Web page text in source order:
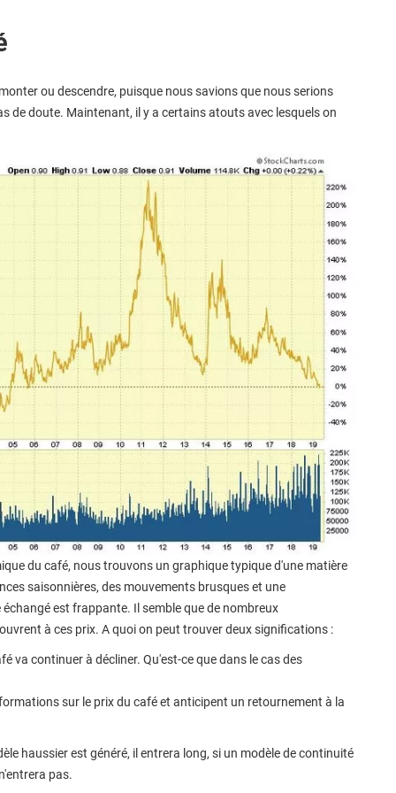
ou descendre, puisque nous savions que nous serions
de doute. Maintenant, il y a certains atouts avec lesquels on
du café, nous trouvons un graphique typique d'une matière
saisonnières, des mouvements brusques et une
est frappante. Il semble que de nombreux
à ces prix. A quoi on peut trouver deux significations :
va continuer à décliner. Qu'est-ce que dans le cas des
sur le prix du café et anticipent un retournement à la
haussier est généré, il entrera long, si un modèle de continuité
pas.